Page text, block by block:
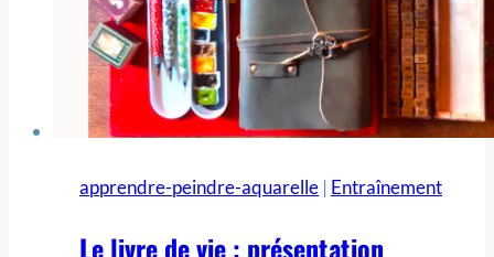
apprendre-peindre-aquarelle | Entraînement
Le livre de vie : présentation